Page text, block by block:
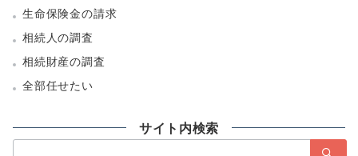
生命保険金の請求
相続人の調査
相続財産の調査
全部任せたい
サイト内検索